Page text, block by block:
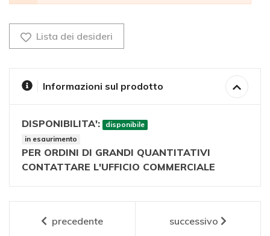
Lista dei desideri
Informazioni sul prodotto
DISPONIBILITA':
disponibile
in esaurimento
PER ORDINI DI GRANDI QUANTITATIVI
CONTATTARE L'UFFICIO COMMERCIALE
precedente successivo